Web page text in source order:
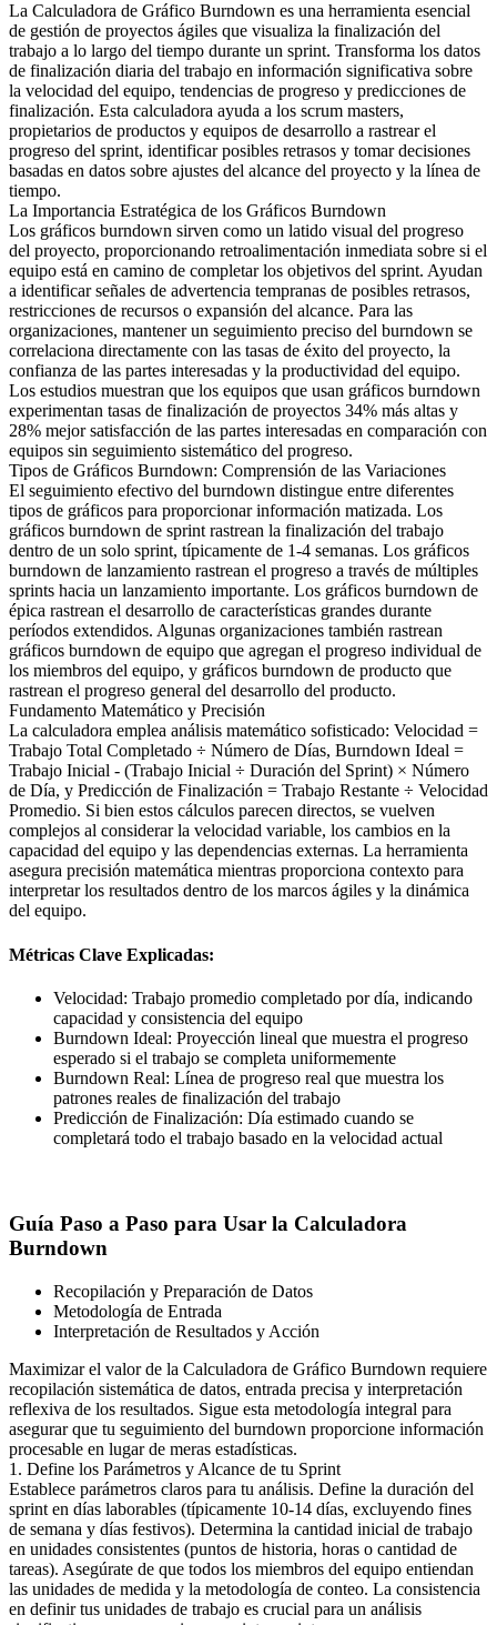
La Calculadora de Gráfico Burndown es una herramienta esencial
de gestión de proyectos ágiles que visualiza la finalización del
trabajo a lo largo del tiempo durante un sprint. Transforma los datos
de finalización diaria del trabajo en información significativa sobre
la velocidad del equipo, tendencias de progreso y predicciones de
finalización. Esta calculadora ayuda a los scrum masters,
propietarios de productos y equipos de desarrollo a rastrear el
progreso del sprint, identificar posibles retrasos y tomar decisiones
basadas en datos sobre ajustes del alcance del proyecto y la línea de
tiempo.
La Importancia Estratégica de los Gráficos Burndown
Los gráficos burndown sirven como un latido visual del progreso
del proyecto, proporcionando retroalimentación inmediata sobre si el
equipo está en camino de completar los objetivos del sprint. Ayudan
a identificar señales de advertencia tempranas de posibles retrasos,
restricciones de recursos o expansión del alcance. Para las
organizaciones, mantener un seguimiento preciso del burndown se
correlaciona directamente con las tasas de éxito del proyecto, la
confianza de las partes interesadas y la productividad del equipo.
Los estudios muestran que los equipos que usan gráficos burndown
experimentan tasas de finalización de proyectos 34% más altas y
28% mejor satisfacción de las partes interesadas en comparación con
equipos sin seguimiento sistemático del progreso.
Tipos de Gráficos Burndown: Comprensión de las Variaciones
El seguimiento efectivo del burndown distingue entre diferentes
tipos de gráficos para proporcionar información matizada. Los
gráficos burndown de sprint rastrean la finalización del trabajo
dentro de un solo sprint, típicamente de 1-4 semanas. Los gráficos
burndown de lanzamiento rastrean el progreso a través de múltiples
sprints hacia un lanzamiento importante. Los gráficos burndown de
épica rastrean el desarrollo de características grandes durante
períodos extendidos. Algunas organizaciones también rastrean
gráficos burndown de equipo que agregan el progreso individual de
los miembros del equipo, y gráficos burndown de producto que
rastrean el progreso general del desarrollo del producto.
Fundamento Matemático y Precisión
La calculadora emplea análisis matemático sofisticado: Velocidad =
Trabajo Total Completado ÷ Número de Días, Burndown Ideal =
Trabajo Inicial - (Trabajo Inicial ÷ Duración del Sprint) × Número
de Día, y Predicción de Finalización = Trabajo Restante ÷ Velocidad
Promedio. Si bien estos cálculos parecen directos, se vuelven
complejos al considerar la velocidad variable, los cambios en la
capacidad del equipo y las dependencias externas. La herramienta
asegura precisión matemática mientras proporciona contexto para
interpretar los resultados dentro de los marcos ágiles y la dinámica
del equipo.
Métricas Clave Explicadas:
Velocidad: Trabajo promedio completado por día, indicando
capacidad y consistencia del equipo
Burndown Ideal: Proyección lineal que muestra el progreso
esperado si el trabajo se completa uniformemente
Burndown Real: Línea de progreso real que muestra los
patrones reales de finalización del trabajo
Predicción de Finalización: Día estimado cuando se
completará todo el trabajo basado en la velocidad actual
Guía Paso a Paso para Usar la Calculadora
Burndown
Recopilación y Preparación de Datos
Metodología de Entrada
Interpretación de Resultados y Acción
Maximizar el valor de la Calculadora de Gráfico Burndown requiere
recopilación sistemática de datos, entrada precisa y interpretación
reflexiva de los resultados. Sigue esta metodología integral para
asegurar que tu seguimiento del burndown proporcione información
procesable en lugar de meras estadísticas.
1. Define los Parámetros y Alcance de tu Sprint
Establece parámetros claros para tu análisis. Define la duración del
sprint en días laborables (típicamente 10-14 días, excluyendo fines
de semana y días festivos). Determina la cantidad inicial de trabajo
en unidades consistentes (puntos de historia, horas o cantidad de
tareas). Asegúrate de que todos los miembros del equipo entiendan
las unidades de medida y la metodología de conteo. La consistencia
en definir tus unidades de trabajo es crucial para un análisis